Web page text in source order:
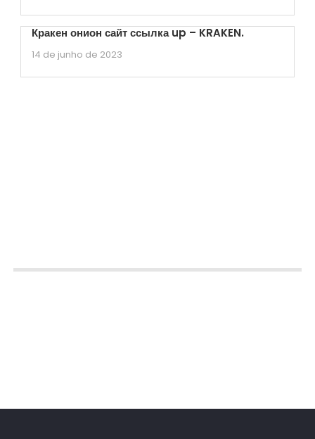
Кракен онион сайт ссылка up – KRAKEN.
14 de junho de 2023